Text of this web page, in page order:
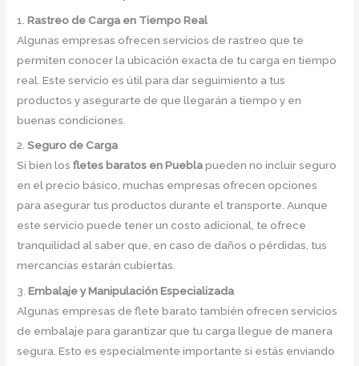
1.Rastreo de Carga en Tiempo Real
Algunas empresas ofrecen servicios de rastreo que te
permiten conocer la ubicación exacta de tu carga en tiempo
real. Este servicio es útil para dar seguimiento a tus
productos y asegurarte de que llegarán a tiempo y en
buenas condiciones.
2.Seguro de Carga
Si bien losfletes baratos en Pueblapueden no incluir seguro
en el precio básico, muchas empresas ofrecen opciones
para asegurar tus productos durante el transporte. Aunque
este servicio puede tener un costo adicional, te ofrece
tranquilidad al saber que, en caso de daños o pérdidas, tus
mercancías estarán cubiertas.
3.Embalaje y Manipulación Especializada
Algunas empresas de flete barato también ofrecen servicios
de embalaje para garantizar que tu carga llegue de manera
segura. Esto es especialmente importante si estás enviando